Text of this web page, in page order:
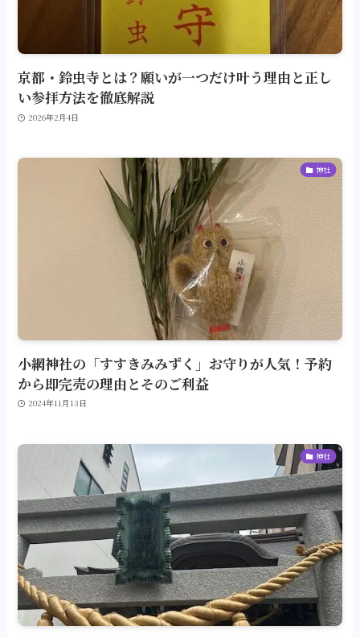
京都・鈴虫寺とは？願いが一つだけ叶う理由と正し
い参拝方法を徹底解説
2026年2月4日
神社
小網神社の「すすきみみずく」お守りが人気！予約
から即完売の理由とそのご利益
2024年11月13日
神社